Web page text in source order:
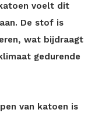
voelt dit
De stof is
wat bijdraagt
gedurende
van katoen is